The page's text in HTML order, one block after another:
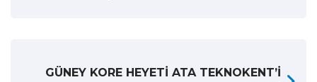
GÜNEY KORE HEYETİ ATA TEKNOKENT’İ